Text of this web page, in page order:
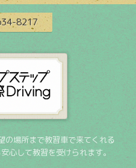
8217
の場所まで教習車で来てくれる
心して教習を受けられます。